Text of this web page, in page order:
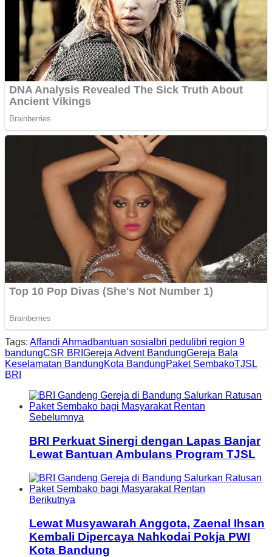
Tags: Affandi Ahmad bantuan sosial bri pedulibri region 9
bandungCSR BRI Gereja Advent BandungGereja Bala
Keselamatan BandungKota BandungPaket SembakoTJSL
BRI
Sebelumnya
BRI Perkuat Sinergi dengan Lapas Banjar
Lewat Bantuan Ambulans Program TJSL
Berikutnya
Lewat Musyawarah Anggota, Zaenal Ihsan
Kembali Dipercaya Nahkodai Pokja PWI
Kota Bandung